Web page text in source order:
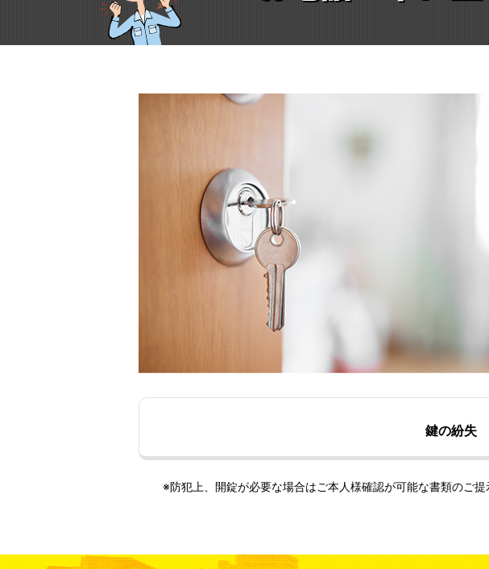
鍵の紛失
※防犯上、開錠が必要な場合はご本人様確認が可能な書類のご